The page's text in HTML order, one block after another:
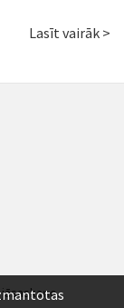
Lasīt vairāk >